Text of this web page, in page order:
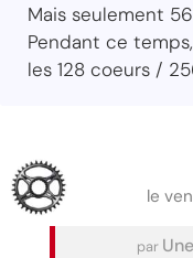
Mais seulement
Pendant ce
les 128 coeurs /
le
par